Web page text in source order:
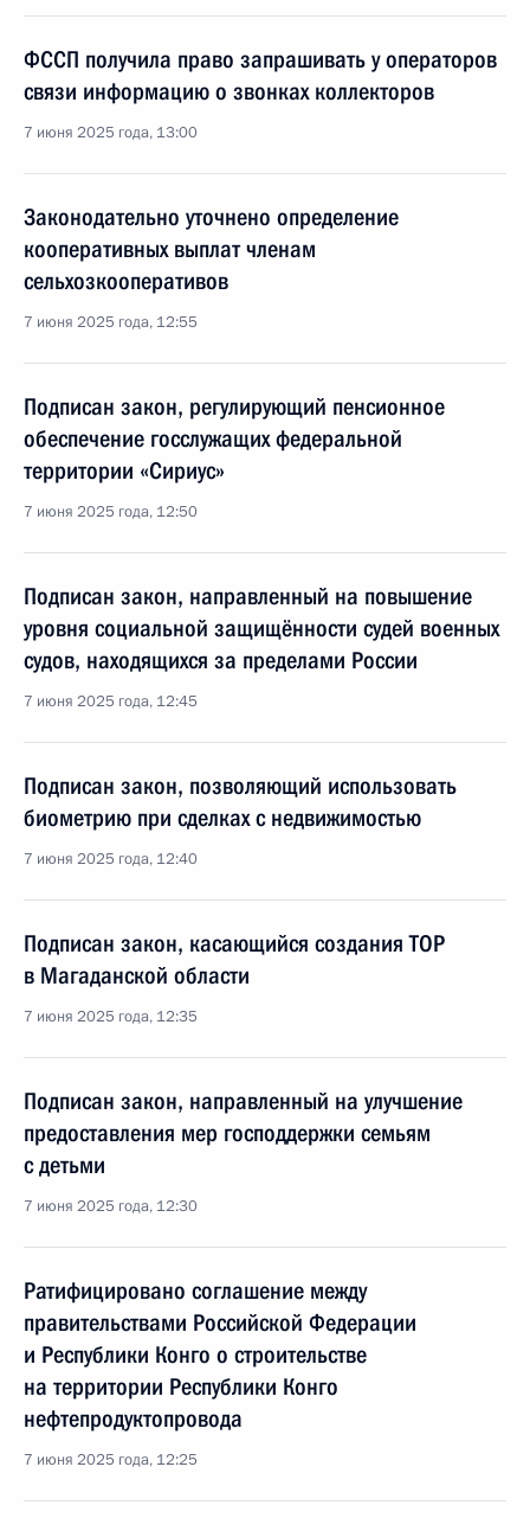
ФССП получила право запрашивать у операторов
связи информацию о звонках коллекторов
7 июня 2025 года, 13:00
Законодательно уточнено определение
кооперативных выплат членам
сельхозкооперативов
7 июня 2025 года, 12:55
Подписан закон, регулирующий пенсионное
обеспечение госслужащих федеральной
территории «Сириус»
7 июня 2025 года, 12:50
Подписан закон, направленный на повышение
уровня социальной защищённости судей военных
судов, находящихся за пределами России
7 июня 2025 года, 12:45
Подписан закон, позволяющий использовать
биометрию при сделках с недвижимостью
7 июня 2025 года, 12:40
Подписан закон, касающийся создания ТОР
в Магаданской области
7 июня 2025 года, 12:35
Подписан закон, направленный на улучшение
предоставления мер господдержки семьям
с детьми
7 июня 2025 года, 12:30
Ратифицировано соглашение между
правительствами Российской Федерации
и Республики Конго о строительстве
на территории Республики Конго
нефтепродуктопровода
7 июня 2025 года, 12:25